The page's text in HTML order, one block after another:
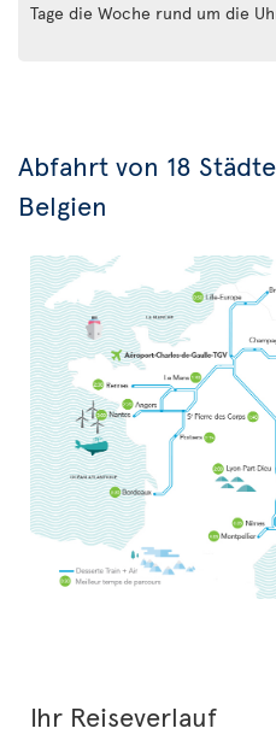
Tage die Woche rund um die
Abfahrt von 18
Belgien
Ihr Reiseverlauf